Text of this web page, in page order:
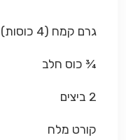
גרם קמח (4 כוסות)
¾ כוס חלב
2 ביצים
קורט מלח